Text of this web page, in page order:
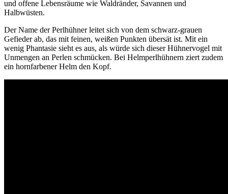
und offene Lebensräume wie Waldränder, Savannen und
Halbwüsten.
Der Name der Perlhühner leitet sich von dem schwarz-grauen
Gefieder ab, das mit feinen, weißen Punkten übersät ist. Mit ein
wenig Phantasie sieht es aus, als würde sich dieser Hühnervogel mit
Unmengen an Perlen schmücken. Bei Helmperlhühnern ziert zudem
ein hornfarbener Helm den Kopf.